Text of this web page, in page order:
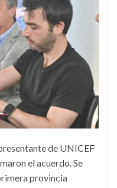
de UNICEF
el acuerdo. Se
provincia